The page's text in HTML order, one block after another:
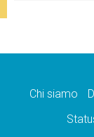
Chi siamo